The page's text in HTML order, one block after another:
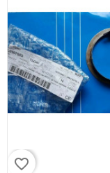
favorite_border